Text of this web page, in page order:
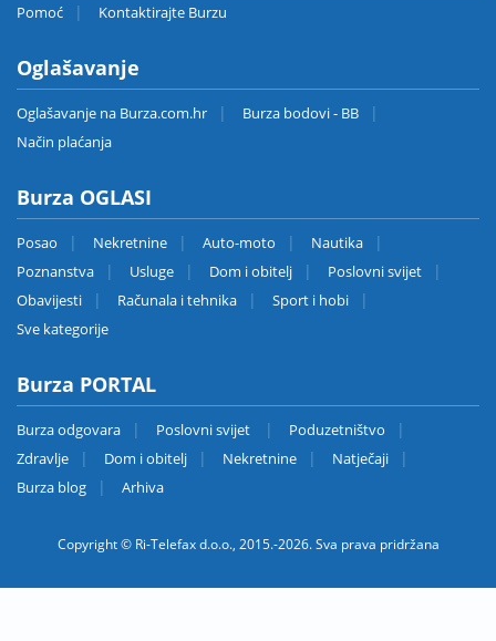
Pomoć Kontaktirajte Burzu
Oglašavanje
Oglašavanje na Burza.com.hr
Burza bodovi - BB
Način plaćanja
Burza OGLASI
Posao Nekretnine Auto-moto
Nautika
Poznanstva
Usluge Dom i obitelj
Poslovni svijet
Obavijesti
Računala i tehnika
Sport i hobi
Sve kategorije
Burza PORTAL
Burza odgovara Poslovni svijet
Poduzetništvo
Zdravlje
Dom i obitelj Nekretnine
Natječaji
Burza blog
Arhiva
Copyright © Ri-Telefax d.o.o., 2015.-2026. Sva prava pridržana